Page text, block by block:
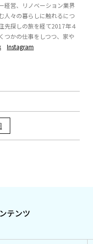
経営、リノベーション業界
人々の暮らしに触れるにつ
先探しの旅を経て2017年４
つかの仕事をしつつ、家や
Instagram
テンツ